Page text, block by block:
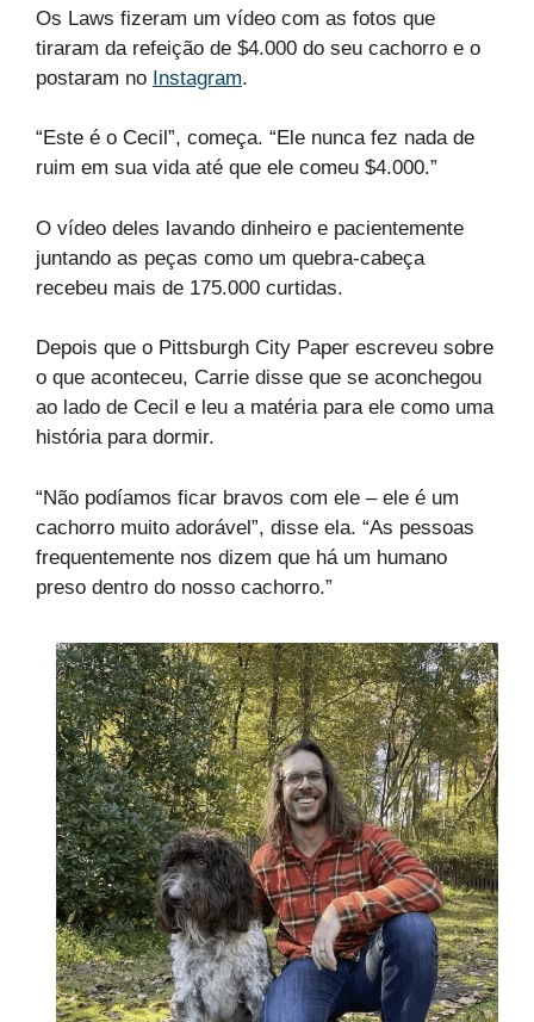
Os Laws fizeram um vídeo com as fotos que
tiraram da refeição de $4.000 do seu cachorro e o
postaram no Instagram.
“Este é o Cecil”, começa. “Ele nunca fez nada de
ruim em sua vida até que ele comeu $4.000.”
O vídeo deles lavando dinheiro e pacientemente
juntando as peças como um quebra-cabeça
recebeu mais de 175.000 curtidas.
Depois que o Pittsburgh City Paper escreveu sobre
o que aconteceu, Carrie disse que se aconchegou
ao lado de Cecil e leu a matéria para ele como uma
história para dormir.
“Não podíamos ficar bravos com ele – ele é um
cachorro muito adorável”, disse ela. “As pessoas
frequentemente nos dizem que há um humano
preso dentro do nosso cachorro.”